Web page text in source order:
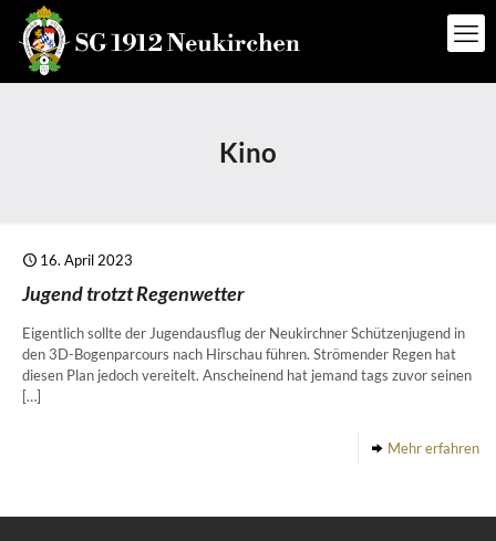
Kino
16. April 2023
Jugend trotzt Regenwetter
Eigentlich sollte der Jugendausflug der Neukirchner Schützenjugend in
den 3D-Bogenparcours nach Hirschau führen. Strömender Regen hat
diesen Plan jedoch vereitelt. Anscheinend hat jemand tags zuvor seinen
[…]
Mehr erfahren